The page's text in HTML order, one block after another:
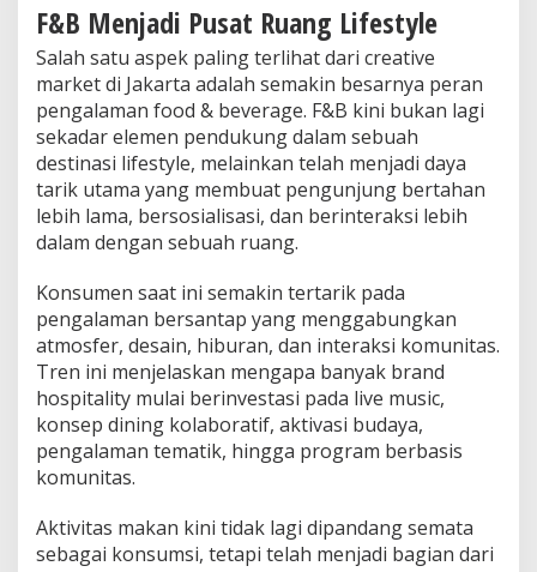
F&B Menjadi Pusat Ruang Lifestyle
Salah satu aspek paling terlihat dari creative
market di Jakarta adalah semakin besarnya peran
pengalaman food & beverage. F&B kini bukan lagi
sekadar elemen pendukung dalam sebuah
destinasi lifestyle, melainkan telah menjadi daya
tarik utama yang membuat pengunjung bertahan
lebih lama, bersosialisasi, dan berinteraksi lebih
dalam dengan sebuah ruang.
Konsumen saat ini semakin tertarik pada
pengalaman bersantap yang menggabungkan
atmosfer, desain, hiburan, dan interaksi komunitas.
Tren ini menjelaskan mengapa banyak brand
hospitality mulai berinvestasi pada live music,
konsep dining kolaboratif, aktivasi budaya,
pengalaman tematik, hingga program berbasis
komunitas.
Aktivitas makan kini tidak lagi dipandang semata
sebagai konsumsi, tetapi telah menjadi bagian dari